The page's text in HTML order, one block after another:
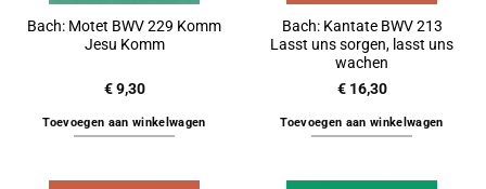
Bach: Motet BWV 229 Komm
Jesu Komm
€9,30
Toevoegen aan winkelwagen
Bach: Kantate BWV 213
Lasst uns sorgen, lasst uns
wachen
€16,30
Toevoegen aan winkelwagen